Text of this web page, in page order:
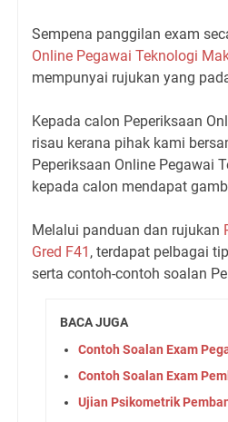
Sempena panggilan exam
Online Pegawai Teknologi
mempunyai rujukan yang
Kepada calon Peperiksaan
risau kerana pihak kami
Peperiksaan Online Pegawai
kepada calon mendapat
Melalui panduan dan rujukan
Gred F41 , terdapat pelbagai
serta contoh-contoh soalan
BACA JUGA
Contoh Soalan Exam
Contoh Soalan Exam
Ujian Psikometrik